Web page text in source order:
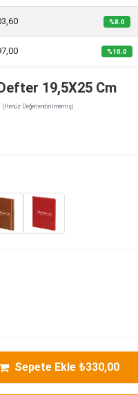
%8.0
%10.0
19,5X25 Cm
(Henüz Değerlendirilmemiş)
Sepete Ekle ₺330,00